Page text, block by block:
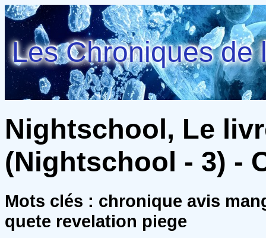
Les Chroniques de
Nightschool, Le
(Nightschool - 3) -
Mots clés : chronique avis
quete revelation piege